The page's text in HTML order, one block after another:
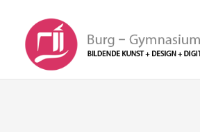
springen